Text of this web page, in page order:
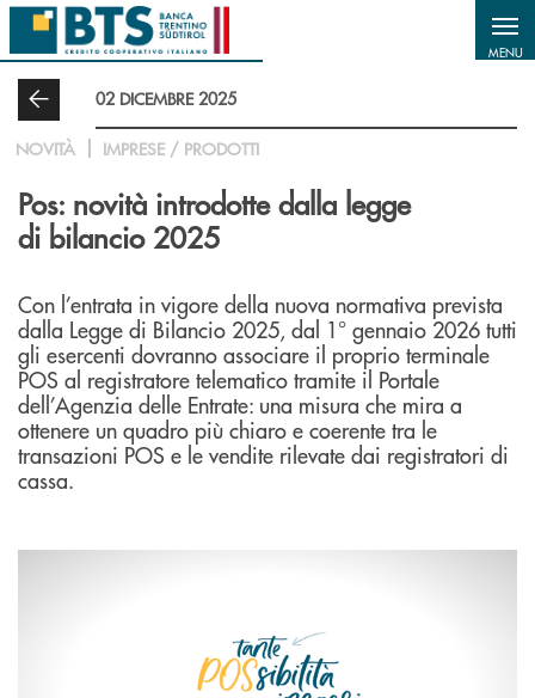
Salta al contenuto principale
MENU
02 DICEMBRE 2025
NOVITÀ IMPRESE / PRODOTTI
Pos: novità introdotte dalla legge
di bilancio 2025
Con l’entrata in vigore della nuova normativa prevista
dalla Legge di Bilancio 2025, dal 1° gennaio 2026 tutti
gli esercenti dovranno associare il proprio terminale
POS al registratore telematico tramite il Portale
dell’Agenzia delle Entrate: una misura che mira a
ottenere un quadro più chiaro e coerente tra le
transazioni POS e le vendite rilevate dai registratori di
cassa.